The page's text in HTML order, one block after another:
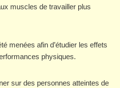
muscles de travailler plus
menées afin d’étudier les effets
physiques.
sur des personnes atteintes de